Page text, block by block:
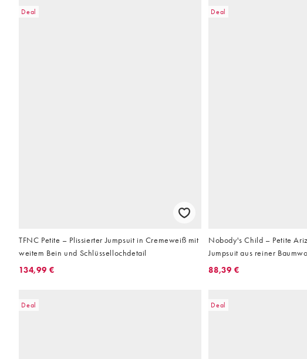
Deal
TFNC Petite – Plissierter Jumpsuit in Cremeweiß mit
weitem Bein und Schlüssellochdetail
134,99 €
Deal
Nobody's Child – Petite
Jumpsuit aus reiner
Ausschnitt
88,39 €
Deal Deal